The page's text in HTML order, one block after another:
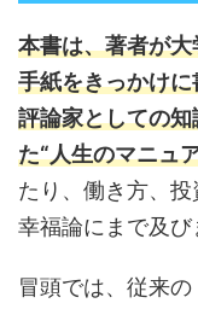
本書は、著者が
手紙をきっかけ
評論家としての
た“人生のマニュ
たり、働き方、
幸福論にまで及び
冒頭では、従来